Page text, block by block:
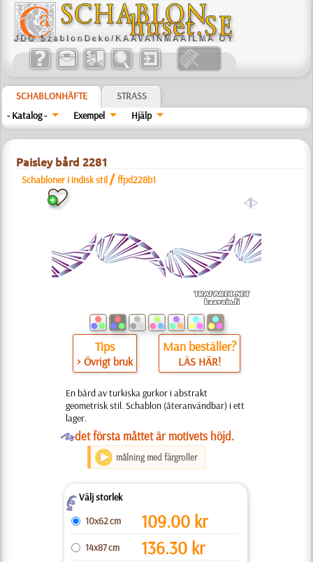
SCHABLONHÄFTE
STRASS
- Katalog -
Exempel Hjälp
Paisley bård 2281
Schabloner i indisk stil /ffpd228b1
a
Tips
> Övrigt bruk
Man beställer?
LÄS HÄR!
En bård av turkiska gurkor i abstrakt
geometrisk stil. Schablon (återanvändbar) i ett
lager.
Odet första måttet är motivets höjd.
målning med färgroller
ZVälj storlek
10x62 cm
109.00 kr
14x87 cm 136.30 kr